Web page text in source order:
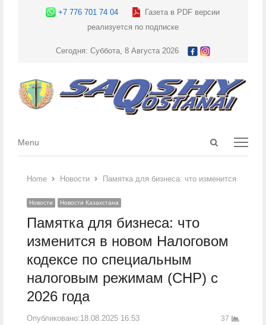
+7 776 701 74 04
Газета в PDF версии
реализуется по подписке
Сегодня: Суббота, 8 Августа 2026
Open
Menu
Menu
Home Новости Памятка для бизнеса: что изменится в
Новости Новости Казахстана
Памятка для бизнеса: что
изменится в новом Налоговом
кодексе по специальным
налоговым режимам (СНР) с
2026 года
Опубликовано:18.08.2025 16:53
37